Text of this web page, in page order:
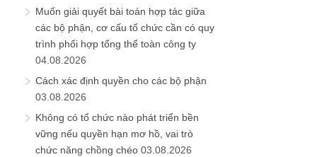
Muốn giải quyết bài toán hợp tác giữa
các bộ phận, cơ cấu tổ chức cần có quy
trình phối hợp tổng thể toàn công ty
04.08.2026
Cách xác định quyền cho các bộ phận
03.08.2026
Không có tổ chức nào phát triển bền
vững nếu quyền hạn mơ hồ, vai trò
chức năng chồng chéo 03.08.2026